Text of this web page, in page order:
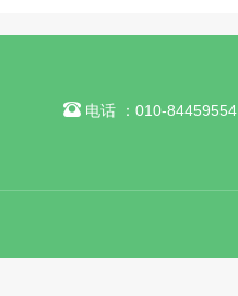
电话 ：010-84459554